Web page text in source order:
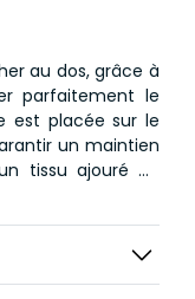
au dos, grâce à
parfaitement le
est placée sur le
un maintien
tissu ajouré de
recyclées.
apprécié, avec
seront parfaites